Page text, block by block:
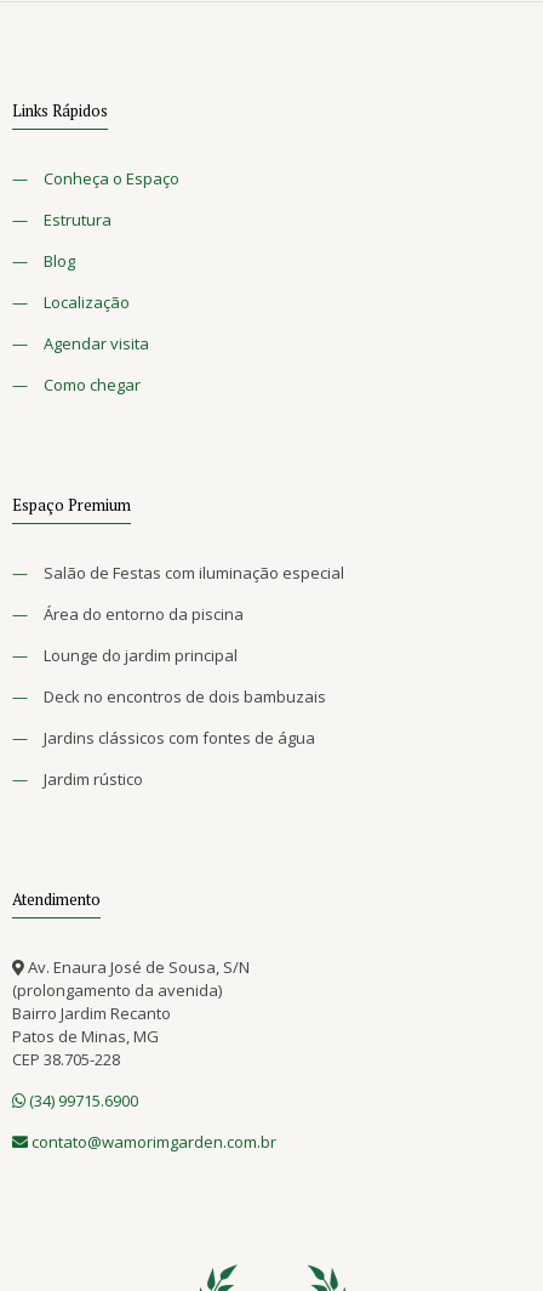
Links Rápidos
—
Conheça o Espaço
—
Estrutura
—
Blog
—
Localização
—
Agendar visita
—
Como chegar
Espaço Premium
—
Salão de Festas com iluminação especial
—
Área do entorno da piscina
—
Lounge do jardim principal
—
Deck no encontros de dois bambuzais
—
Jardins clássicos com fontes de água
—
Jardim rústico
Atendimento
Av. Enaura José de Sousa, S/N
(prolongamento da avenida)
Bairro Jardim Recanto
Patos de Minas, MG
CEP 38.705-228
(34) 99715.6900
contato@wamorimgarden.com.br